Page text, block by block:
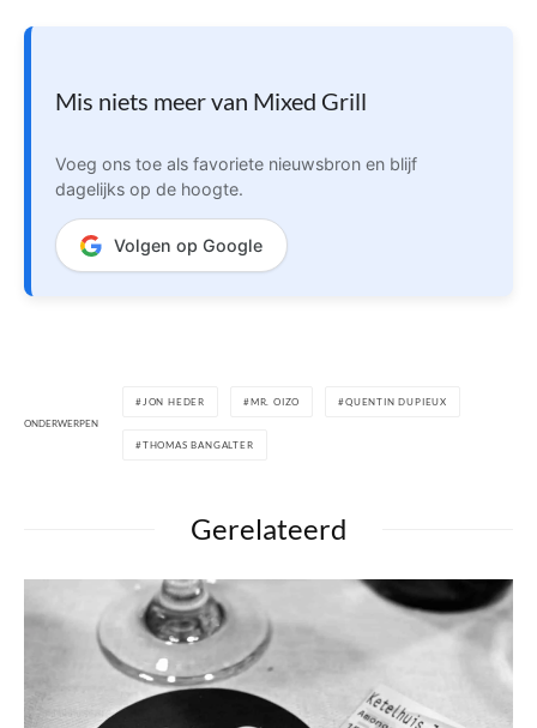
Mis niets meer van Mixed Grill
Voeg ons toe als favoriete nieuwsbron en blijf
dagelijks op de hoogte.
Volgen op Google
ONDERWERPEN
JON HEDER MR. OIZO QUENTIN DUPIEUX
THOMAS BANGALTER
Gerelateerd